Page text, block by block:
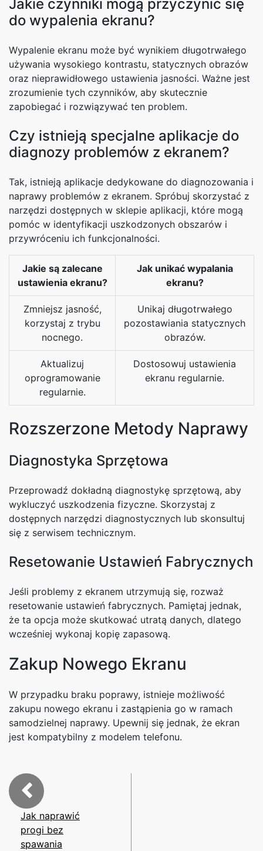
Jakie czynniki mogą przyczynić się
do wypalenia ekranu?
Wypalenie ekranu może być wynikiem długotrwałego
używania wysokiego kontrastu, statycznych obrazów
oraz nieprawidłowego ustawienia jasności. Ważne jest
zrozumienie tych czynników, aby skutecznie
zapobiegać i rozwiązywać ten problem.
Czy istnieją specjalne aplikacje do
diagnozy problemów z ekranem?
Tak, istnieją aplikacje dedykowane do diagnozowania i
naprawy problemów z ekranem. Spróbuj skorzystać z
narzędzi dostępnych w sklepie aplikacji, które mogą
pomóc w identyfikacji uszkodzonych obszarów i
przywróceniu ich funkcjonalności.
Jakie są zalecane
ustawienia ekranu?
Jak unikać wypalania
ekranu?
Zmniejsz jasność,
korzystaj z trybu
nocnego.
Unikaj długotrwałego
pozostawiania statycznych
obrazów.
Aktualizuj
oprogramowanie
regularnie.
Dostosowuj ustawienia
ekranu regularnie.
Rozszerzone Metody Naprawy
Diagnostyka Sprzętowa
Przeprowadź dokładną diagnostykę sprzętową, aby
wykluczyć uszkodzenia fizyczne. Skorzystaj z
dostępnych narzędzi diagnostycznych lub skonsultuj
się z serwisem technicznym.
Resetowanie Ustawień Fabrycznych
Jeśli problemy z ekranem utrzymują się, rozważ
resetowanie ustawień fabrycznych. Pamiętaj jednak,
że ta opcja może skutkować utratą danych, dlatego
wcześniej wykonaj kopię zapasową.
Zakup Nowego Ekranu
W przypadku braku poprawy, istnieje możliwość
zakupu nowego ekranu i zastąpienia go w ramach
samodzielnej naprawy. Upewnij się jednak, że ekran
jest kompatybilny z modelem telefonu.
Jak naprawić
progi bez
spawania